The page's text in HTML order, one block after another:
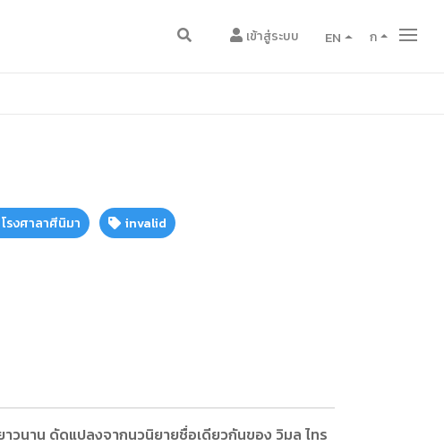
เข้าสู่ระบบ EN ก
โรงศาลาศีนิมา
invalid
วนาน ดัดแปลงจากนวนิยายชื่อเดียวกันของ วิมล ไทร